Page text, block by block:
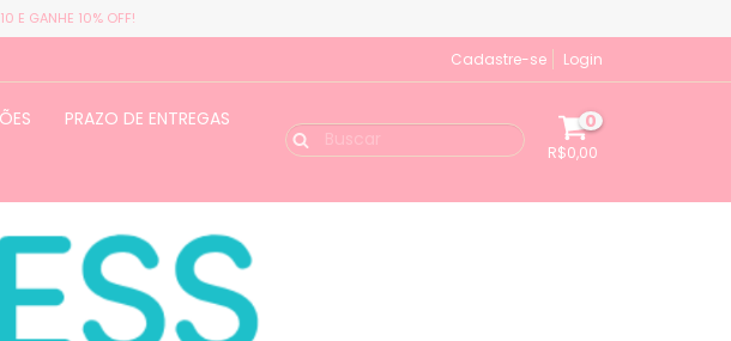
E GANHE 10% OFF!
Cadastre-se Login
PRAZO DE ENTREGAS
0
R$0,00